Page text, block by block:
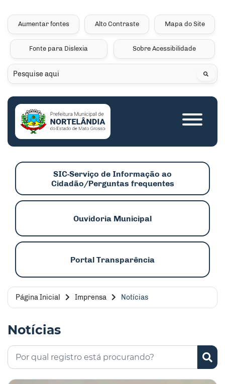
Seção de atalhos e
Ir para o menu [alt+2]
Ir para a busca [alt+3]
Ir para o rodapé [alt+4]
Aumentar fontes Alto Contraste Mapa do Site
Fonte para Dislexia Sobre Acessibilidade
Pesquisar
SIC-Serviço de Informação ao
Cidadão/Perguntas frequentes
Ouvidoria Municipal
Portal Transparência
Seção do menu
Página Inicial Imprensa Notícias
Notícias